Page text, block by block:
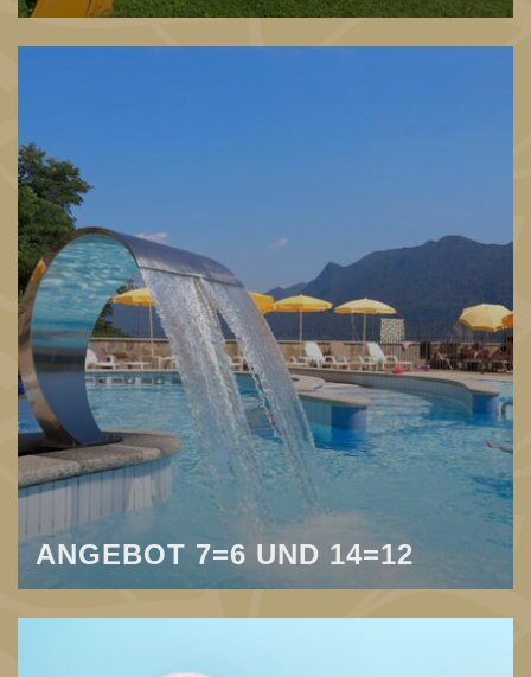
ANGEBOT 7=6 UND 14=12